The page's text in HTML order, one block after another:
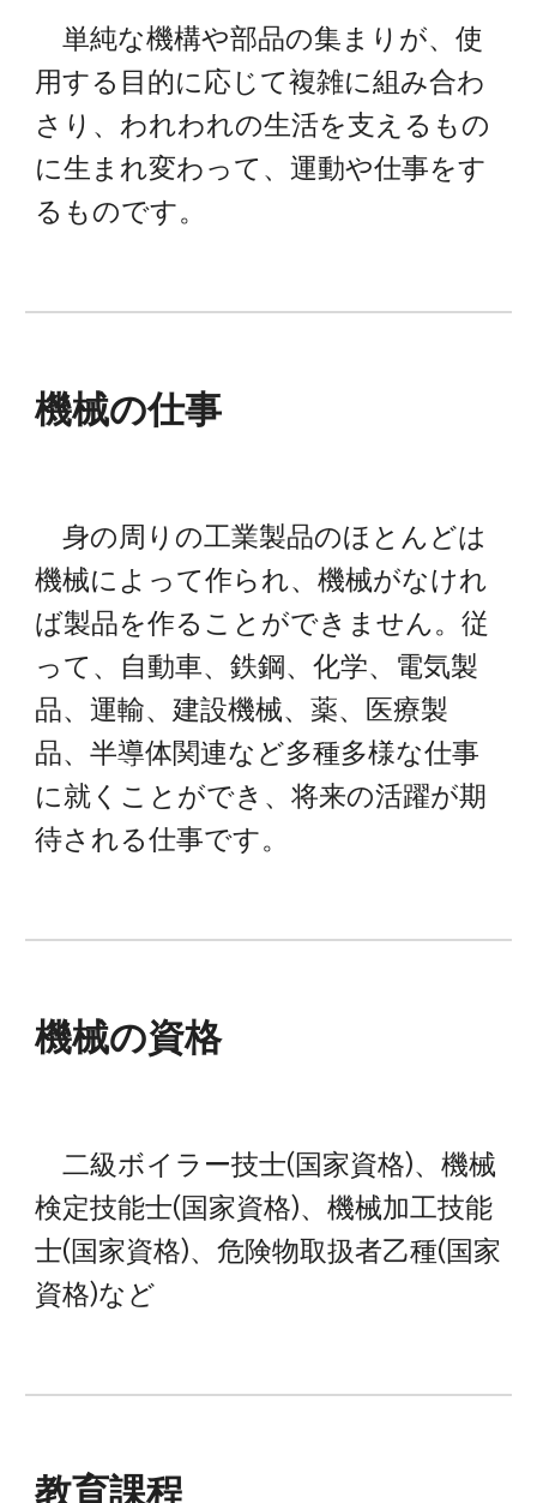
単純な機構や部品の集まりが、使
用する目的に応じて複雑に組み合わ
さり、われわれの生活を支えるもの
に生まれ変わって、運動や仕事をす
るものです。
機械の仕事
身の周りの工業製品のほとんどは
機械によって作られ、機械がなけれ
ば製品を作ることができません。従
って、自動車、鉄鋼、化学、電気製
品、運輸、建設機械、薬、医療製
品、半導体関連など多種多様な仕事
に就くことができ、将来の活躍が期
待される仕事です。
機械の資格
二級ボイラー技士(国家資格)、機械
検定技能士(国家資格)、機械加工技能
士(国家資格)、危険物取扱者乙種(国家
資格)など
教育課程